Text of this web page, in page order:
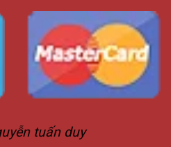
tuấn duy